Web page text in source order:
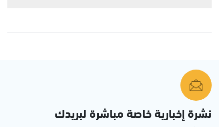
نشرة إخبارية خاصة مباشرة لبريدك